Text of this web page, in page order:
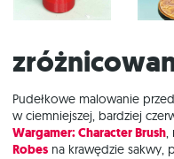
Pudełkowe malowanie
w ciemniejszej, bardziej
Wargamer: Character Brush,
Robes na krawędzie sakwy,